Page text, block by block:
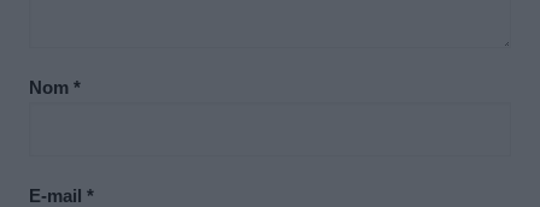
Nom *
E-mail *